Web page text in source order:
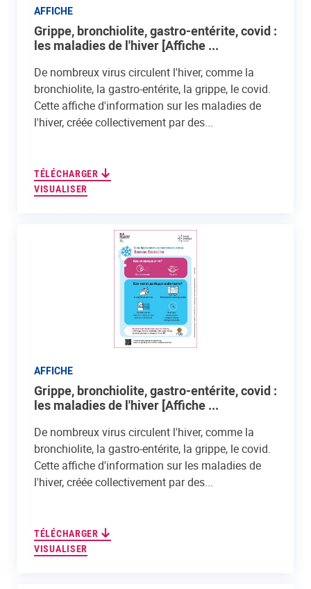
AFFICHE
Grippe, bronchiolite, gastro-entérite, covid :
les maladies de l'hiver [Affiche ...
De nombreux virus circulent l'hiver, comme la
bronchiolite, la gastro-entérite, la grippe, le covid.
Cette affiche d'information sur les maladies de
l'hiver, créée collectivement par des...
TÉLÉCHARGER
VISUALISER
AFFICHE
Grippe, bronchiolite, gastro-entérite, covid :
les maladies de l'hiver [Affiche ...
De nombreux virus circulent l'hiver, comme la
bronchiolite, la gastro-entérite, la grippe, le covid.
Cette affiche d'information sur les maladies de
l'hiver, créée collectivement par des...
TÉLÉCHARGER
VISUALISER